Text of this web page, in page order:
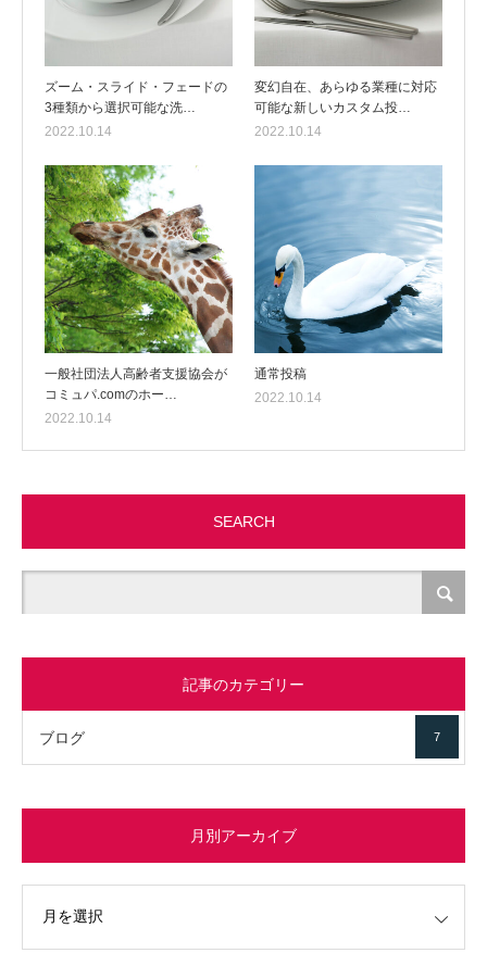
ズーム・スライド・フェードの
3種類から選択可能な洗…
2022.10.14
変幻自在、あらゆる業種に対応
可能な新しいカスタム投…
2022.10.14
一般社団法人高齢者支援協会が
コミュパ.comのホー…
2022.10.14
通常投稿
2022.10.14
SEARCH
記事のカテゴリー
ブログ 7
月別アーカイブ